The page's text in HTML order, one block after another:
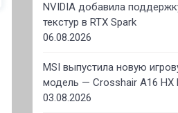
NVIDIA добавила
текстур в RTX Spark
06.08.2026
MSI выпустила новую
модель — Crosshair A16 HX
03.08.2026